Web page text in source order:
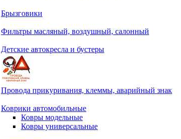
Брызговики
Фильтры масляный, воздушный, салонный
Детские автокресла и бустеры
Провода прикуривания, клеммы, аварийный знак
Коврики автомобильные
Ковры модельные
Ковры универсальные